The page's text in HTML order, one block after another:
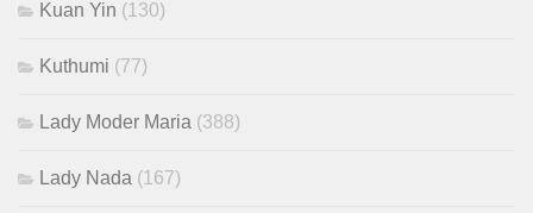
Kuan Yin (130)
Kuthumi (77)
Lady Moder Maria (388)
Lady Nada (167)